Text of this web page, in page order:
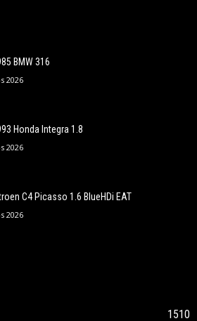
BMW 316
2026
Honda Integra 1.8
2026
C4 Picasso 1.6 BlueHDi EAT
2026
1510